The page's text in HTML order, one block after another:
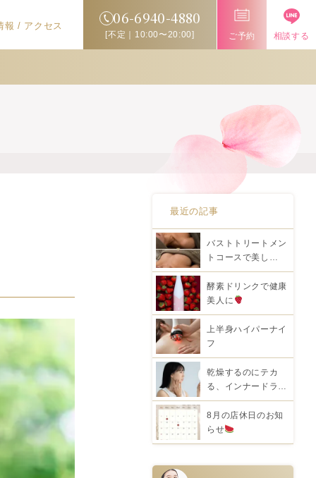
報 / アクセス 06-6940-4880
[不定｜10:00〜20:00] ご予約 相談する
最近の記事
バストトリートメン
トコースで美し…
酵素ドリンクで健康
美人に
上半身ハイパーナイ
フ
乾燥するのにテカ
る、インナードラ…
8月の店休日のお知
らせ